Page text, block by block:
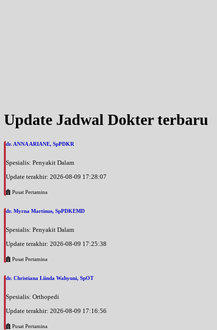
Update Jadwal Dokter terbaru
dr. ANNA ARIANE, SpPDKR
Spesialis: Penyakit Dalam
Update terakhir: 2026-08-09 17:28:07
Pusat Pertamina
dr. Myrna Martinus, SpPDKEMD
Spesialis: Penyakit Dalam
Update terakhir: 2026-08-09 17:25:38
Pusat Pertamina
dr. Christiana Liinda Wahyuni, SpOT
Spesialis: Orthopedi
Update terakhir: 2026-08-09 17:16:56
Pusat Pertamina